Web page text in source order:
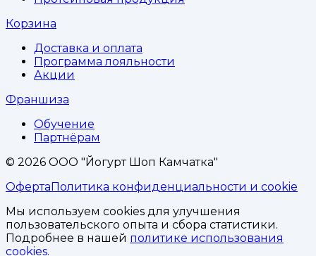
Корзина
Доставка и оплата
Программа лояльности
Акции
Франшиза
Обучение
Партнёрам
© 2026 ООО "Йогурт Шоп Камчатка"
ОфертаПолитика конфиденциальности и cookie
Мы используем cookies для улучшения
пользовательского опыта и сбора статистики.
Подробнее в нашей политике использования
cookies.